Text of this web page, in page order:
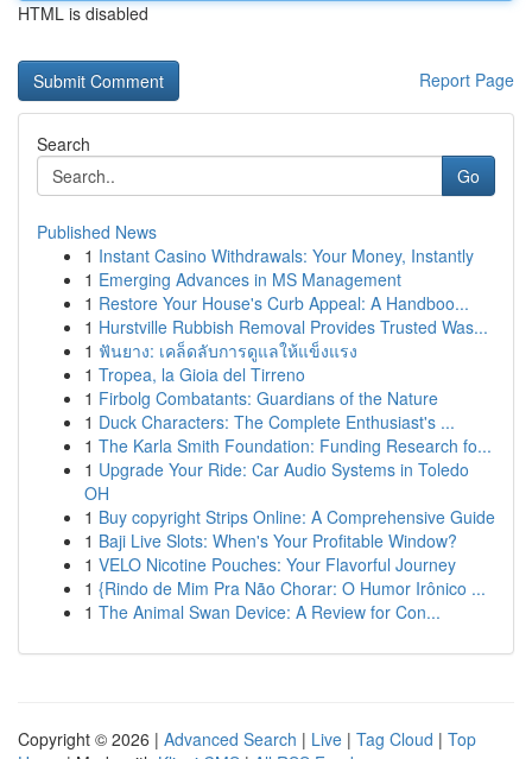
HTML is disabled
Report Page
Search
Go
Published News
1 Instant Casino Withdrawals: Your Money, Instantly
1 Emerging Advances in MS Management
1 Restore Your House's Curb Appeal: A Handboo...
1 Hurstville Rubbish Removal Provides Trusted Was...
1 ฟันยาง: เคล็ดลับการดูแลให้แข็งแรง
1 Tropea, la Gioia del Tirreno
1 Firbolg Combatants: Guardians of the Nature
1 Duck Characters: The Complete Enthusiast's ...
1 The Karla Smith Foundation: Funding Research fo...
1 Upgrade Your Ride: Car Audio Systems in Toledo
OH
1 Buy copyright Strips Online: A Comprehensive Guide
1 Baji Live Slots: When's Your Profitable Window?
1 VELO Nicotine Pouches: Your Flavorful Journey
1 {Rindo de Mim Pra Não Chorar: O Humor Irônico ...
1 The Animal Swan Device: A Review for Con...
Copyright © 2026 | Advanced Search | Live | Tag Cloud | Top